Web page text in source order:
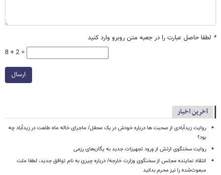
* لطفا حاصل عبارت را در جعبه متن روبرو وارد کنید
8 + 2 =
ارسال
آخرین اخبار
روایت زیدآبادی از صحبت ها درباره خودش در یک محفل/ ماجرای خاله ماه طلعت در زیدآباد چه
بود؟
روایت سخنگوی ارتش از ورود تجهیزات جدید به یگان‌های رزمی
انتقاد نماینده مجلس از سخنگوی وزارت خارجه/ درباره چیزی به نام توافق جدید، لطفا ملت
مبعوث‌شده را نیز محرم بدانید